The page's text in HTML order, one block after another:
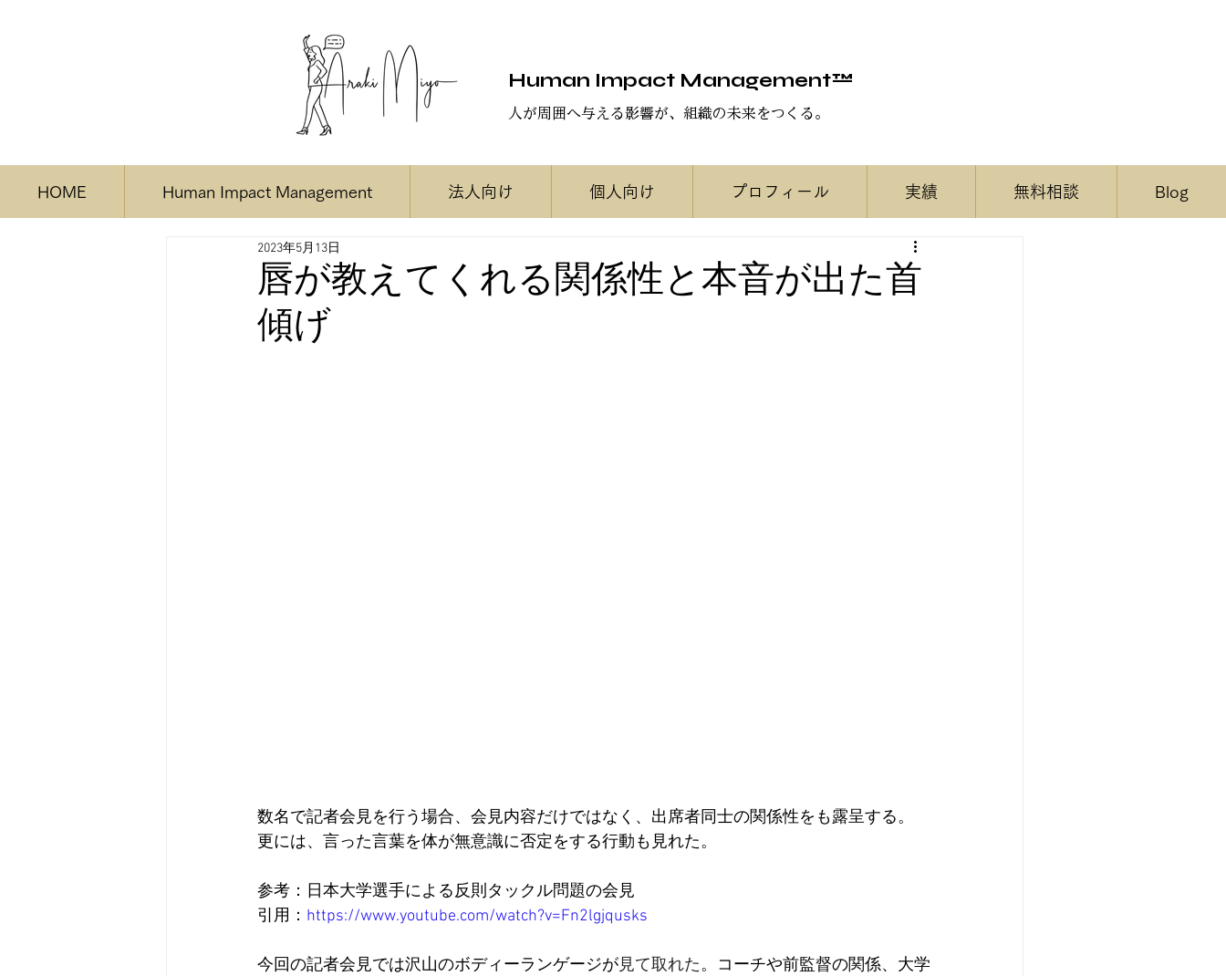
Human Impact Management™
人が周囲へ与える影響が、組織の未来をつくる。
HOME Human Impact Management 法人向け 個人向け プロフィール 実績 無料相談 Blog
唇が教えてくれる関係性と本音が出た首
傾げ
2023年5月13日
数名で記者会見を行う場合、会見内容だけではなく、出席者同士の関係性をも露呈する。
更には、言った言葉を体が無意識に否定をする行動も見れた。
参考：日本大学選手による反則タックル問題の会見
引用： https://www.youtube.com/watch?v=Fn2lgjqusks
今回の記者会見では沢山のボディーランゲージが見て取れた。コーチや前監督の関係、大学